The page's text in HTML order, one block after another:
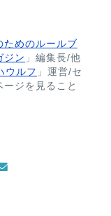
ためのルールブ
ジン 」編集長/他
ウルフ 」運営/セ
ジを見ること